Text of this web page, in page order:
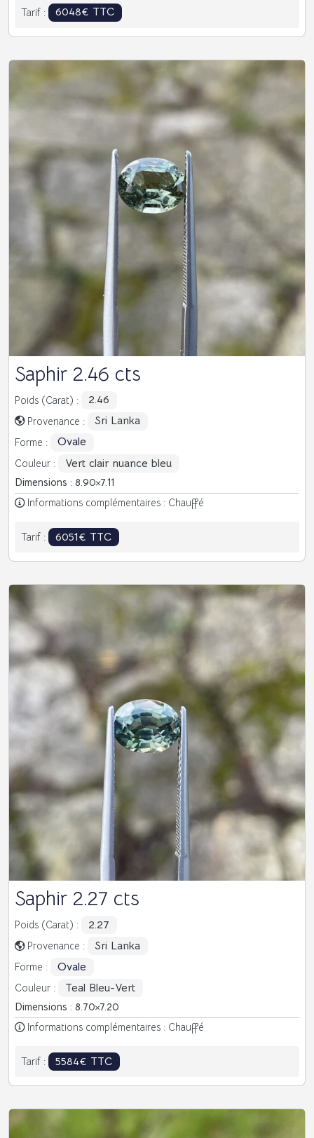
Tarif : 6048€ TTC
Saphir 2.46 cts
Poids (Carat) : 2.46
Provenance : Sri Lanka
Forme : Ovale
Couleur : Vert clair nuance bleu
Dimensions : 8.90 7.11
Informations complémentaires : Chauffé
Tarif : 6051€ TTC
Saphir 2.27 cts
Poids (Carat) : 2.27
Provenance : Sri Lanka
Forme : Ovale
Couleur : Teal Bleu-Vert
Dimensions : 8.70 7.20
Informations complémentaires : Chauffé
Tarif : 5584€ TTC